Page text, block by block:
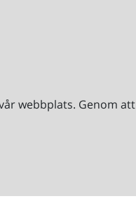
webbplats. Genom